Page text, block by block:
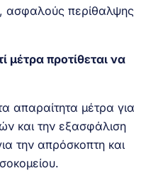
ασφαλούς περίθαλψης
μέτρα προτίθεται να
απαραίτητα μέτρα για
και την εξασφάλιση
την απρόσκοπτη και